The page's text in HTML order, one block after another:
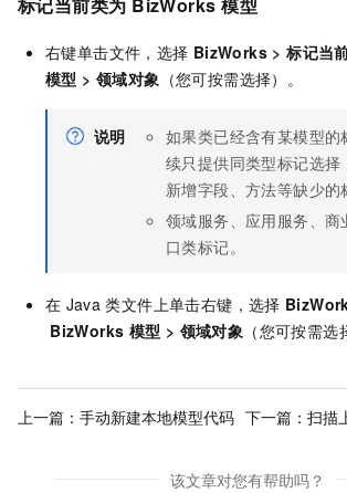
右键单击文件，选择 BizWorks >标记当
模型 >领域对象 （您可按需选择）。
说明
如果类已经含有某模型的
续只提供同类型标记选择
新增字段、方法等缺少的
领域服务、应用服务、商
口类标记。
在 Java 类文件上单击右键，选择
BizWorks 模型 > 领域对象 （您可按需选
上一篇： 手动新建本地模型代码 下一篇： 扫描
该文章对您有帮助吗？